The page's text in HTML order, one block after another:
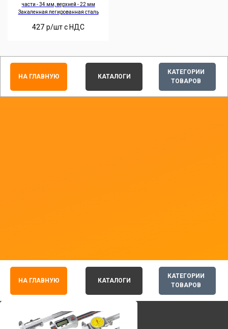
части - 34 мм, верхней - 22 мм
Закаленная легированная сталь
427 р/шт c НДС
КАТЕГОРИИ
ТОВАРОВ
НА ГЛАВНУЮ КАТАЛОГИ
КАТЕГОРИИ
ТОВАРОВ
НА ГЛАВНУЮ КАТАЛОГИ